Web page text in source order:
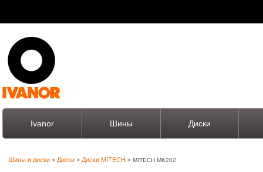
Ivanor Шины Диски
Шины и диски > Диски > Диски MITECH > MITECH MK202